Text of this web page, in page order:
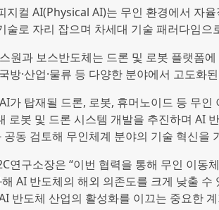
지컬 AI(Physical AI)는 무인 환경에서 자
술로 자리 잡으며 차세대 기술 패러다임으
원과 보스반도체는 드론 및 로봇 플랫폼
방·산업·물류 등 다양한 분야에서 고도화
가 탑재될 드론, 로봇, 휴머노이드 등 무
로봇 및 드론 시스템 개발을 추진하며 AI
동 검토해 무인체계 분야의 기술 혁신을
연구소장은 “이번 협력을 통해 무인 이
AI 반도체의 해외 의존도를 크게 낮출
반도체 산업의 활성화를 이끄는 중요한